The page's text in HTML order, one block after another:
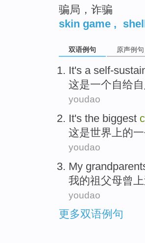
骗局，诈骗
skin game ,
双语例句 原声例句
It's a self-
这是一个自给
youdao
It's the biggest
这是世界上的一
youdao
My
我的祖父母曾 上
youdao
更多双语例句